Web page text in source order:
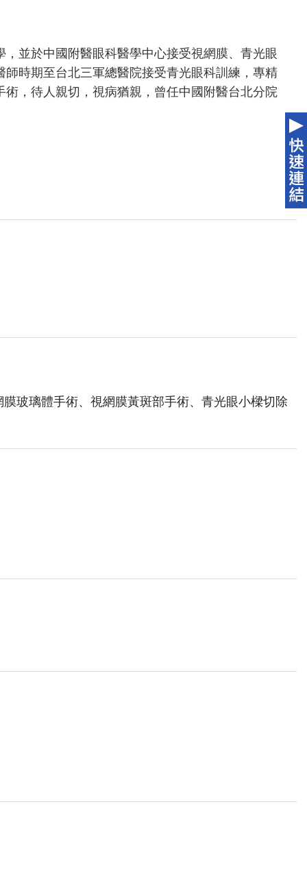
並於中國附醫眼科醫學中心接受視網膜、青光眼
時期至台北三軍總醫院接受青光眼科訓練，專精
，待人親切，視病猶親，曾任中國附醫台北分院
玻璃體手術、視網膜黃斑部手術、青光眼小樑切除